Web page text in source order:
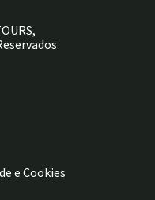
e Cookies